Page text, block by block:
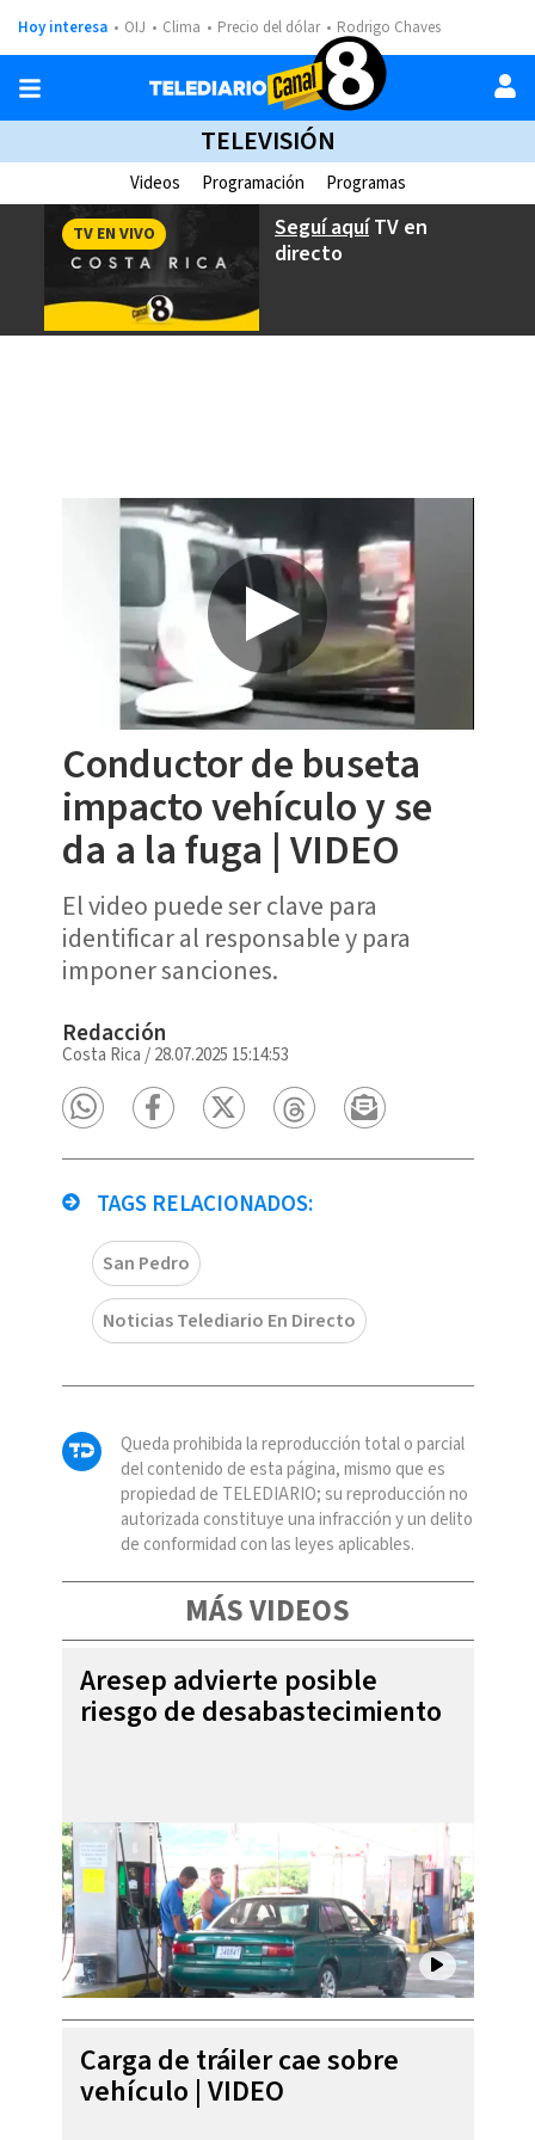
Hoy interesa OIJ Clima Precio del dólar Rodrigo Chaves
TELEVISIÓN
Videos Programación Programas
Seguí aquíTV en
directo
TV EN VIVO
Conductor de buseta
impacto vehículo y se
da a la fuga | VIDEO
El video puede ser clave para
identificar al responsable y para
imponer sanciones.
Redacción
Costa Rica /28.07.2025 15:14:53
TAGS RELACIONADOS:
San Pedro
Noticias Telediario En Directo
Queda prohibida la reproducción total o parcial
del contenido de esta página, mismo que es
propiedad de TELEDIARIO; su reproducción no
autorizada constituye una infracción y un delito
de conformidad con las leyes aplicables.
MÁS VIDEOS
Aresep advierte posible
riesgo de desabastecimiento
Carga de tráiler cae sobre
vehículo | VIDEO